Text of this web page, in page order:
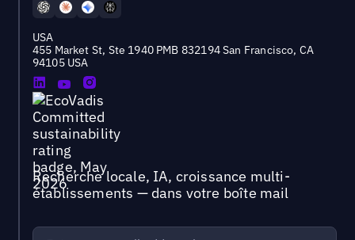
USA
455 Market St, Ste 1940 PMB 832194 San Francisco, CA
94105 USA
Recherche locale, IA, croissance multi-
établissements — dans votre boîte mail